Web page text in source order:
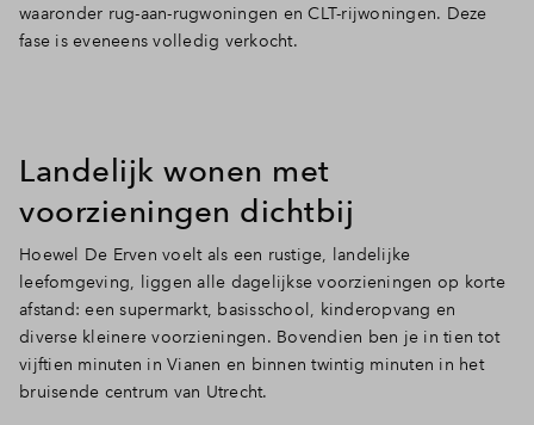
waaronder rug-aan-rugwoningen en CLT-rijwoningen. Deze
fase is eveneens volledig verkocht.
Landelijk wonen met
voorzieningen dichtbij
Hoewel De Erven voelt als een rustige, landelijke
leefomgeving, liggen alle dagelijkse voorzieningen op korte
afstand: een supermarkt, basisschool, kinderopvang en
diverse kleinere voorzieningen. Bovendien ben je in tien tot
vijftien minuten in Vianen en binnen twintig minuten in het
bruisende centrum van Utrecht.